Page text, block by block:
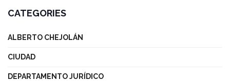
CATEGORIES
ALBERTO CHEJOLÁN
CIUDAD
DEPARTAMENTO JURÍDICO